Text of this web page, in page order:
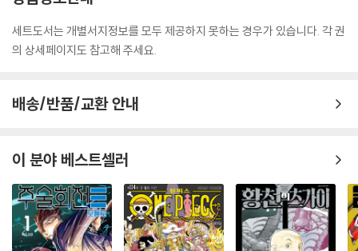
세트도서는 개별서지정보를 모두 제공하지 못하는 경우가 있습니다. 각 권
의 상세페이지도 참고해 주세요.
배송/반품/교환 안내
이 분야 베스트셀러